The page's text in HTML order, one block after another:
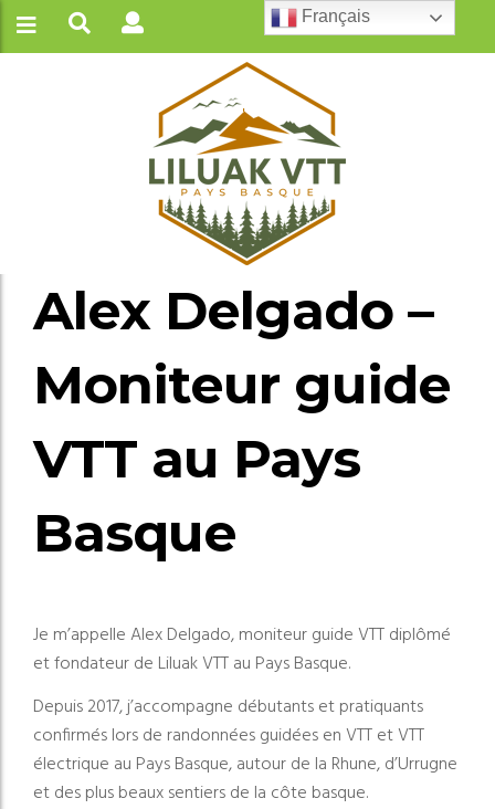
Alex Delgado –
Moniteur guide
VTT au Pays
Basque
Je m’appelle Alex Delgado, moniteur guide VTT diplômé
et fondateur de Liluak VTT au Pays Basque.
Depuis 2017, j’accompagne débutants et pratiquants
confirmés lors de randonnées guidées en VTT et VTT
électrique au Pays Basque, autour de la Rhune, d’Urrugne
et des plus beaux sentiers de la côte basque.
Français